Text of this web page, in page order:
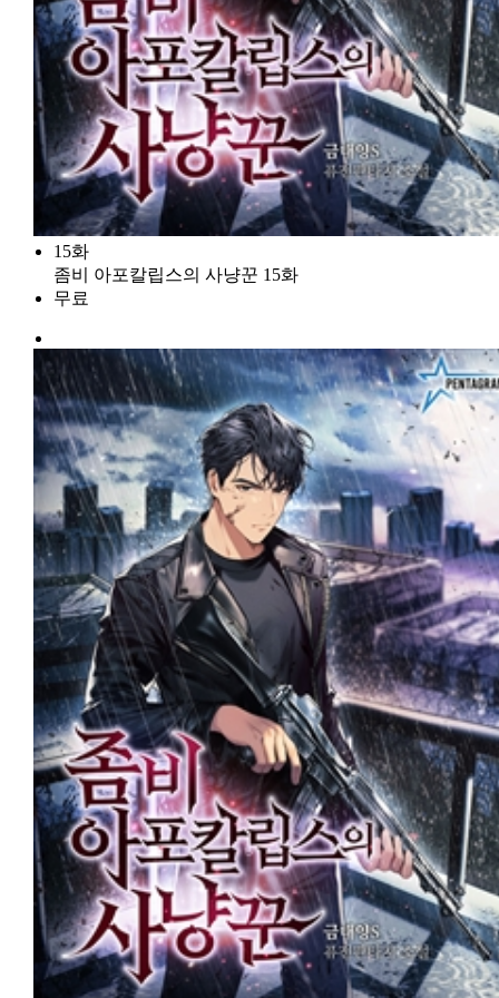
15화
좀비 아포칼립스의 사냥꾼 15화
무료